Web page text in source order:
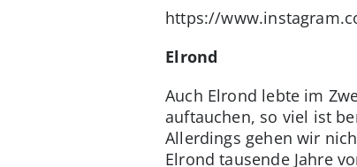
https://
Elrond
Auch Elrond lebte im
auftauchen, so viel ist
Allerdings gehen wir
Elrond tausende Jahre